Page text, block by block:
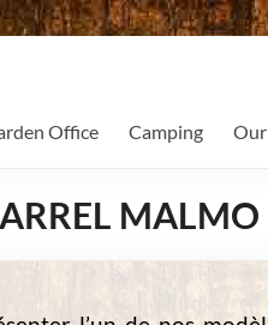
Office Camping
MALMO